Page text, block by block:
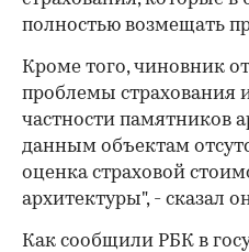
полностью возмещать
Кроме того, чиновник
проблемы страхования
частности памятников
данным объектам
оценка страховой
архитектуры", - сказал
Как сообщили РБК в